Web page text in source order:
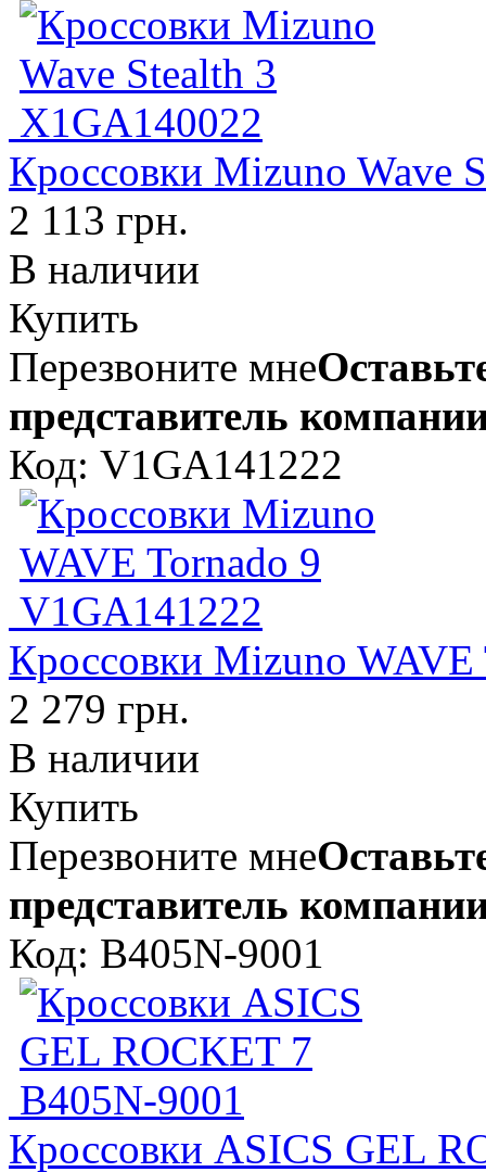
Кроссовки Mizuno Wave
2 113 грн.
В наличии
Купить
Перезвоните мне
представитель
Код: V1GA141222
Кроссовки Mizuno
2 279 грн.
В наличии
Купить
Перезвоните мне
представитель
Код: B405N-9001
Кроссовки ASICS GEL